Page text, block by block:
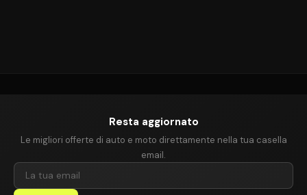
Resta aggiornato
Le migliori offerte di auto e moto direttamente nella tua casella
email.